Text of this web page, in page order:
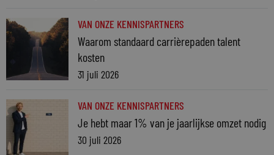
VAN ONZE KENNISPARTNERS
Waarom standaard carrièrepaden talent
kosten
31 juli 2026
VAN ONZE KENNISPARTNERS
Je hebt maar 1% van je jaarlijkse omzet nodig
30 juli 2026